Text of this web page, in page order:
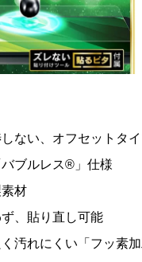
ない、オフセットタ
ブルレス®」仕様
材
、貼り直し可能
汚れにくい「フッ素加